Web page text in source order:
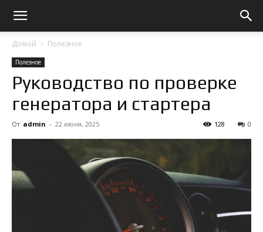
Домой Полезное
Полезное
Руководство по проверке
генератора и стартера
От admin - 22 июня, 2025 0
128